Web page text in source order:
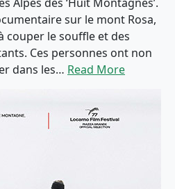
sur le mont Rosa,
couper le souffle et des
Ces personnes ont non
dans les… Read More